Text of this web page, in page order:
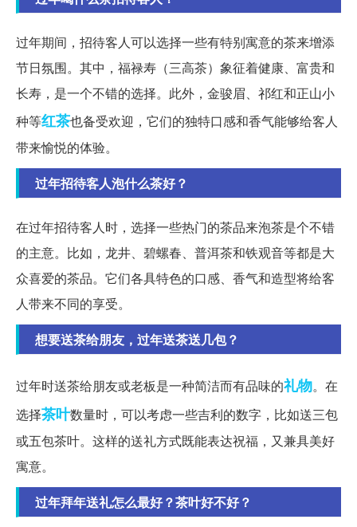
过年期间，招待客人可以选择一些有特别寓意的茶来增添
节日氛围。其中，福禄寿（三高茶）象征着健康、富贵和
长寿，是一个不错的选择。此外，金骏眉、祁红和正山小
种等红茶也备受欢迎，它们的独特口感和香气能够给客人
带来愉悦的体验。
过年招待客人泡什么茶好？
在过年招待客人时，选择一些热门的茶品来泡茶是个不错
的主意。比如，龙井、碧螺春、普洱茶和铁观音等都是大
众喜爱的茶品。它们各具特色的口感、香气和造型将给客
人带来不同的享受。
想要送茶给朋友，过年送茶送几包？
过年时送茶给朋友或老板是一种简洁而有品味的礼物。在
选择茶叶数量时，可以考虑一些吉利的数字，比如送三包
或五包茶叶。这样的送礼方式既能表达祝福，又兼具美好
寓意。
过年拜年送礼怎么最好？茶叶好不好？